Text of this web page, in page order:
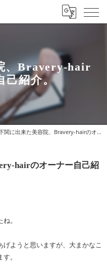
、Bravery-hair
己紹介。
関に出来た美容院、Bravery-hairのオーナー自己紹介。
hairのオーナー自己紹
。
ようと思いますが、大まかなこ
。